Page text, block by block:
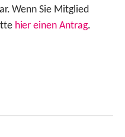
Wenn Sie Mitglied
hier einen Antrag.